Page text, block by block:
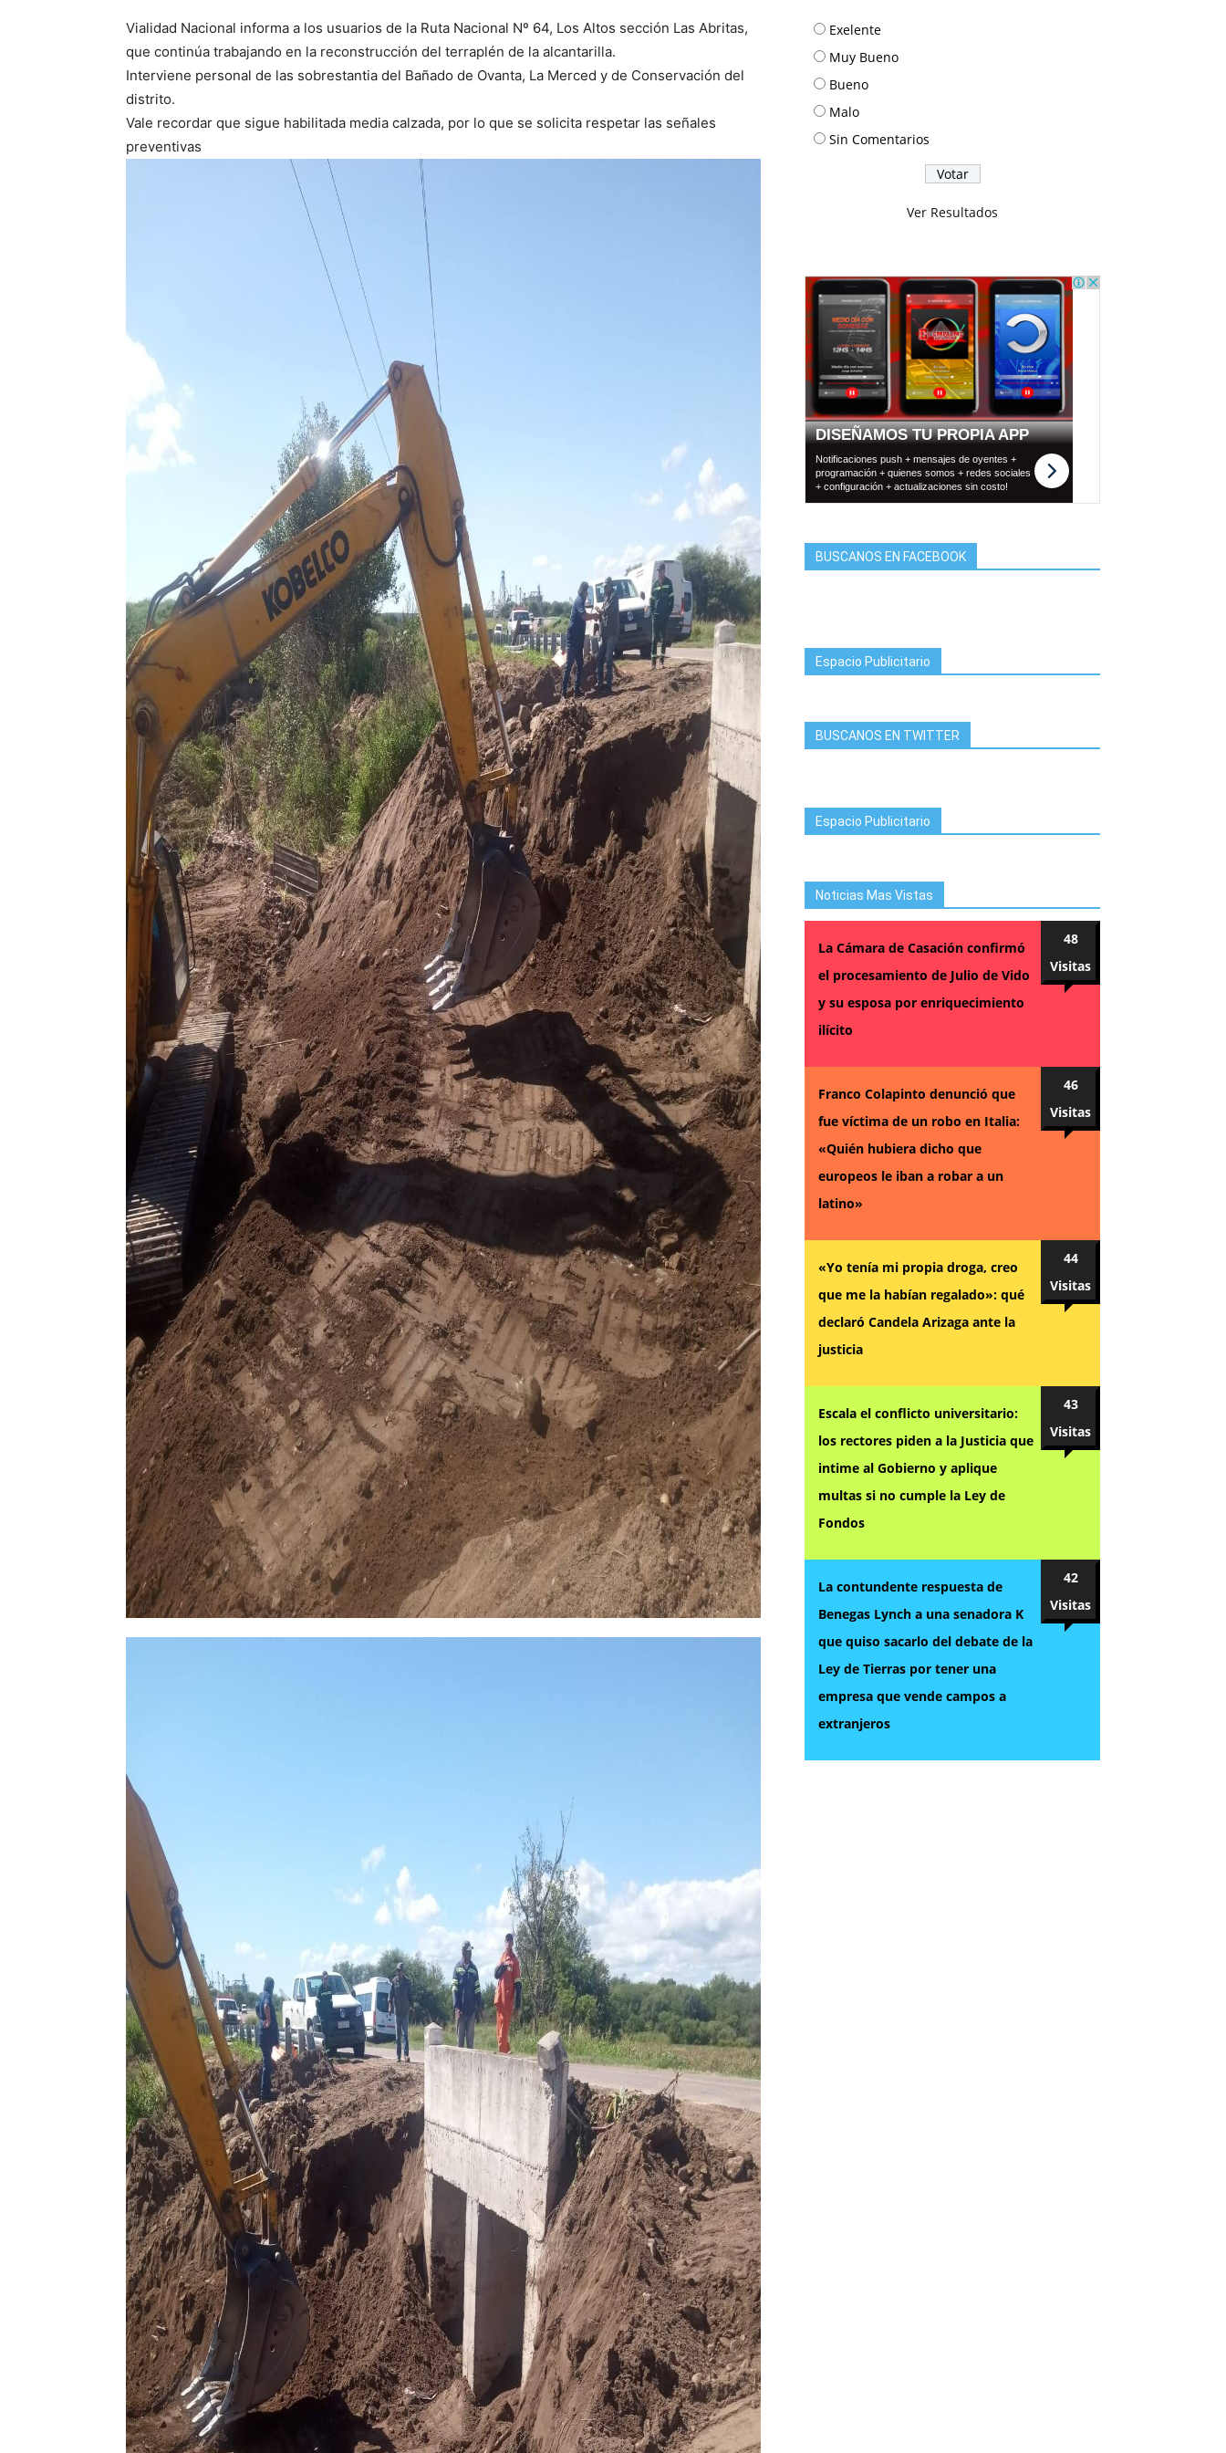
Vialidad Nacional informa a los usuarios de la Ruta Nacional Nº 64, Los Altos sección Las Abritas,
que continúa trabajando en la reconstrucción del terraplén de la alcantarilla.
Interviene personal de las sobrestantia del Bañado de Ovanta, La Merced y de Conservación del
distrito.
Vale recordar que sigue habilitada media calzada, por lo que se solicita respetar las señales
preventivas
Exelente
Muy Bueno
Bueno
Malo
Sin Comentarios
Ver Resultados
BUSCANOS EN FACEBOOK
Espacio Publicitario
BUSCANOS EN TWITTER
Espacio Publicitario
Noticias Mas Vistas
La Cámara de Casación confirmó
el procesamiento de Julio de Vido
y su esposa por enriquecimiento
ilícito
48
Visitas
Franco Colapinto denunció que
fue víctima de un robo en Italia:
«Quién hubiera dicho que
europeos le iban a robar a un
latino»
46
Visitas
«Yo tenía mi propia droga, creo
que me la habían regalado»: qué
declaró Candela Arizaga ante la
justicia
44
Visitas
Escala el conflicto universitario:
los rectores piden a la Justicia que
intime al Gobierno y aplique
multas si no cumple la Ley de
Fondos
43
Visitas
La contundente respuesta de
Benegas Lynch a una senadora K
que quiso sacarlo del debate de la
Ley de Tierras por tener una
empresa que vende campos a
extranjeros
42
Visitas